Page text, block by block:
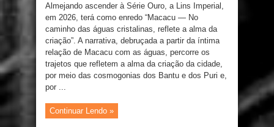
Almejando ascender à Série Ouro, a Lins Imperial,
em 2026, terá como enredo “Macacu — No
caminho das águas cristalinas, reflete a alma da
criação”. A narrativa, debruçada a partir da íntima
relação de Macacu com as águas, percorre os
trajetos que refletem a alma da criação da cidade,
por meio das cosmogonias dos Bantu e dos Puri e,
por ...
Continuar Lendo »